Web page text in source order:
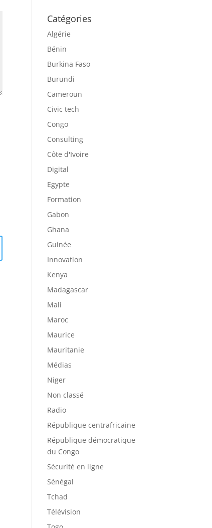
Catégories
Algérie
Bénin
Burkina Faso
Burundi
Cameroun
Civic tech
Congo
Consulting
Côte d'Ivoire
Digital
Egypte
Formation
Gabon
Ghana
Guinée
Innovation
Kenya
Madagascar
Mali
Maroc
Maurice
Mauritanie
Médias
Niger
Non classé
Radio
République centrafricaine
République démocratique
du Congo
Sécurité en ligne
Sénégal
Tchad
Télévision